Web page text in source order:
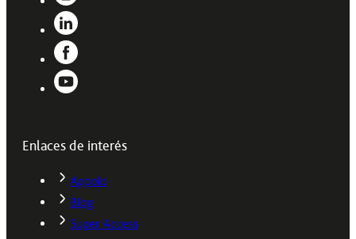
Enlaces de interés
Appolo
Blog
Super Access